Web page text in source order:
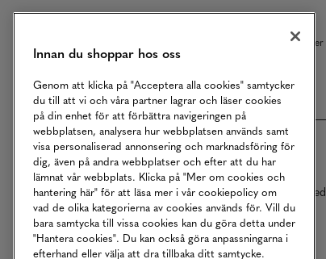
Returer
Köpvillkor
Våra Tjänster
Betalningar online sköts i samarbete
Innan du shoppar hos oss
Genom att klicka på "Acceptera alla cookies" samtycker
du till att vi och våra partner lagrar och läser cookies
på din enhet för att förbättra navigeringen på
webbplatsen, analysera hur webbplatsen används samt
visa personaliserad annonsering och marknadsföring för
dig, även på andra webbplatser och efter att du har
lämnat vår webbplats. Klicka på "Mer om cookies och
hantering här" för att läsa mer i vår cookiepolicy om
vad de olika kategorierna av cookies används för. Vill du
bara samtycka till vissa cookies kan du göra detta under
"Hantera cookies". Du kan också göra anpassningarna i
efterhand eller välja att dra tillbaka ditt samtycke.